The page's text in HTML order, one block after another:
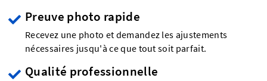
Preuve photo rapide
Recevez une photo et demandez les ajustements
nécessaires jusqu'à ce que tout soit parfait.
Qualité professionnelle